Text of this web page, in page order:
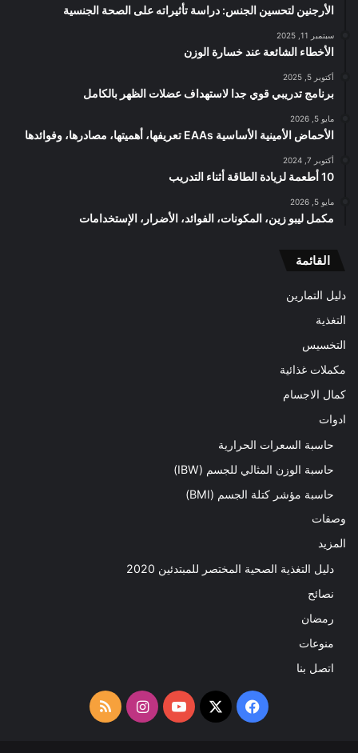
الأرجنين لتحسين الجنس: دراسة تأثيراته على الصحة الجنسية
سبتمبر 11, 2025
الأخطاء الشائعة عند خسارة الوزن
أكتوبر 5, 2025
برنامج تدريبي قوي جدا لاستهداف عضلات الظهر بالكامل
مايو 5, 2026
الأحماض الأمينية الأساسية EAAs تعريفها، أهميتها، مصادرها، وفوائدها
أكتوبر 7, 2024
10 أطعمة لزيادة الطاقة أثناء التدريب
مايو 5, 2026
مكمل ليبو زين، المكونات، الفوائد، الأضرار، الإستخدامات
القائمة
دليل التمارين
التغذية
التخسيس
مكملات غذائية
كمال الاجسام
ادوات
حاسبة السعرات الحرارية
حاسبة الوزن المثالي للجسم (IBW)
حاسبة مؤشر كتلة الجسم (BMI)
وصفات
المزيد
دليل التغذية الصحية المختصر للمبتدئين 2020​
نصائح
رمضان
منوعات
اتصل بنا
فيسبوك
‫X
‫YouTubeانستقرامملخص